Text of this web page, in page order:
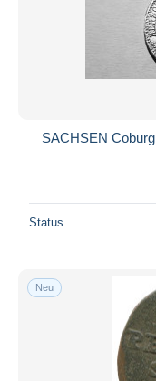
SACHSEN
Status
Neu